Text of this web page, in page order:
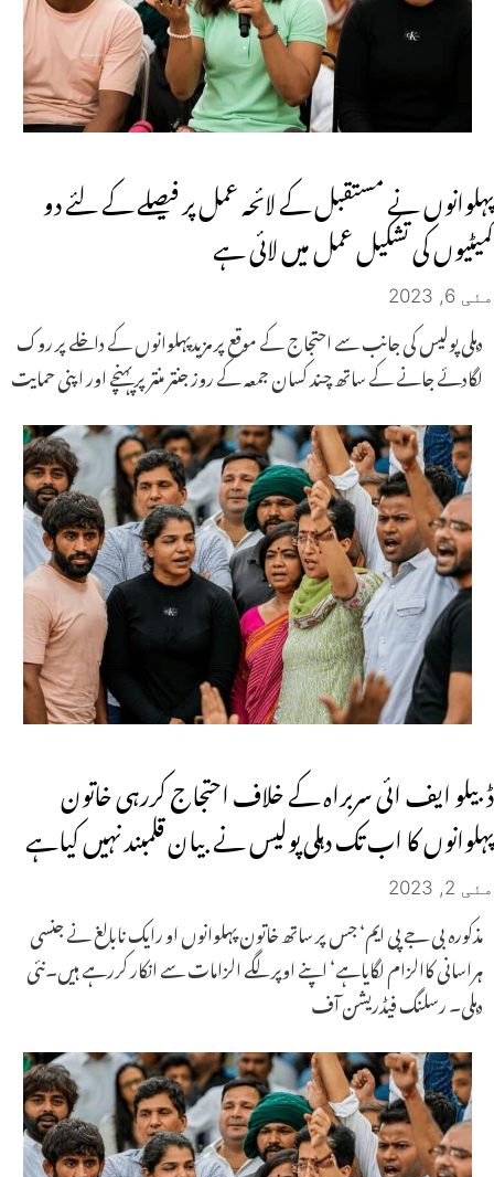
پہلوانوں نے مستقبل کے لائحہ عمل پر فیصلے کے لئے دو
کمیٹیوں کی تشکیل عمل میں لائی ہے
مئی 6, 2023
دہلی پولیس کی جانب سے احتجاج کے موقع پر مزیدپہلوانوں کے داخلے پر روک
لگادئے جانے کے ساتھ چند کسان جمعہ کے روز جنتر منتر پر پہنچے اور اپنی حمایت
ڈبیلو ایف ائی سربراہ کے خلاف احتجاج کررہی خاتون
پہلوانوں کا اب تک دہلی پولیس نے بیان قلمبند نہیں کیاہے
مئی 2, 2023
مذکورہ بی جے پی ایم‘ جس پر ساتھ خاتون پہلوانوں او رایک نابالغ نے جنسی
ہراسانی کاالزام لگایاہے‘ اپنے اوپر لگے الزامات سے انکار کررہے ہیں۔نئی
دہلی۔ رسلنگ فیڈریشن آف